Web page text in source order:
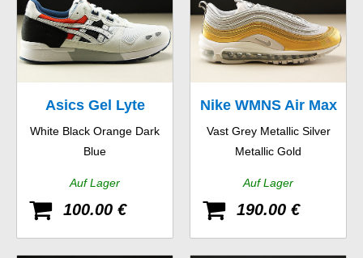
Asics Gel Lyte
White Black Orange Dark
Blue
Auf Lager
100.00 €
Nike WMNS Air Max
97 SE
Vast Grey Metallic Silver
Metallic Gold
Auf Lager
190.00 €